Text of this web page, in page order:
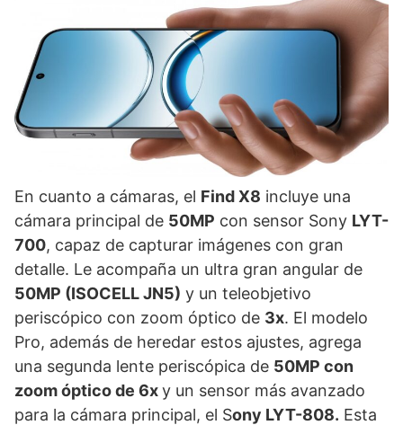
En cuanto a cámaras, el Find X8 incluye una
cámara principal de 50MP con sensor Sony LYT-
700, capaz de capturar imágenes con gran
detalle. Le acompaña un ultra gran angular de
50MP (ISOCELL JN5) y un teleobjetivo
periscópico con zoom óptico de 3x. El modelo
Pro, además de heredar estos ajustes, agrega
una segunda lente periscópica de 50MP con
zoom óptico de 6xy un sensor más avanzado
para la cámara principal, el Sony LYT-808. Esta